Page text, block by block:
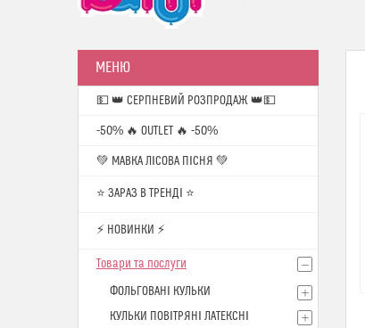
💵 👑 СЕРПНЕВИЙ РОЗПРОДАЖ 👑💵
-50% 🔥 OUTLET 🔥 -50%
💚 МАВКА ЛІСОВА ПІСНЯ 💚
⭐️ ЗАРАЗ В ТРЕНДІ ⭐️
⚡ НОВИНКИ ⚡
Товари та послуги
ФОЛЬГОВАНІ КУЛЬКИ
КУЛЬКИ ПОВІТРЯНІ ЛАТЕКСНІ